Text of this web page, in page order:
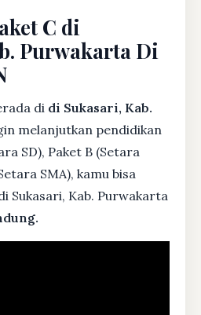
C di
Purwakarta Di
di di Sukasari, Kab.
melanjutkan pendidikan
SD), Paket B (Setara
SMA), kamu bisa
Sukasari, Kab. Purwakarta